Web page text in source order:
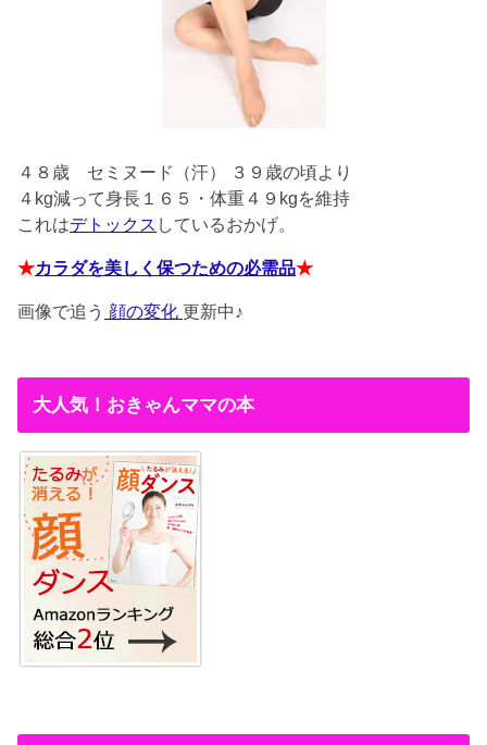
４８歳 セミヌード（汗） ３９歳の頃より
４kg減って身長１６５・体重４９kgを維持
これはデトックス しているおかげ。
★カラダを美しく保つための必需品★
画像で追う 顔の変化 更新中♪
大人気！おきゃんママの本